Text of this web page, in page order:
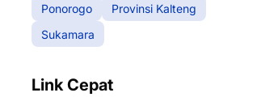
Ponorogo
Provinsi Kalteng
Sukamara
Link Cepat